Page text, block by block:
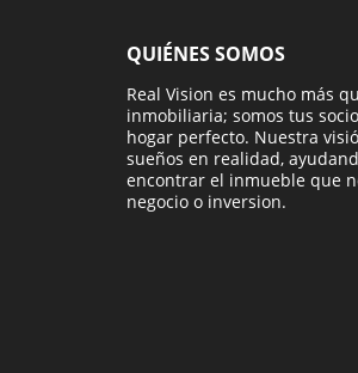
QUIÉNES SOMOS
Real Vision es mucho más
inmobiliaria; somos tus
hogar perfecto. Nuestra
sueños en realidad,
encontrar el inmueble que
negocio o inversion.